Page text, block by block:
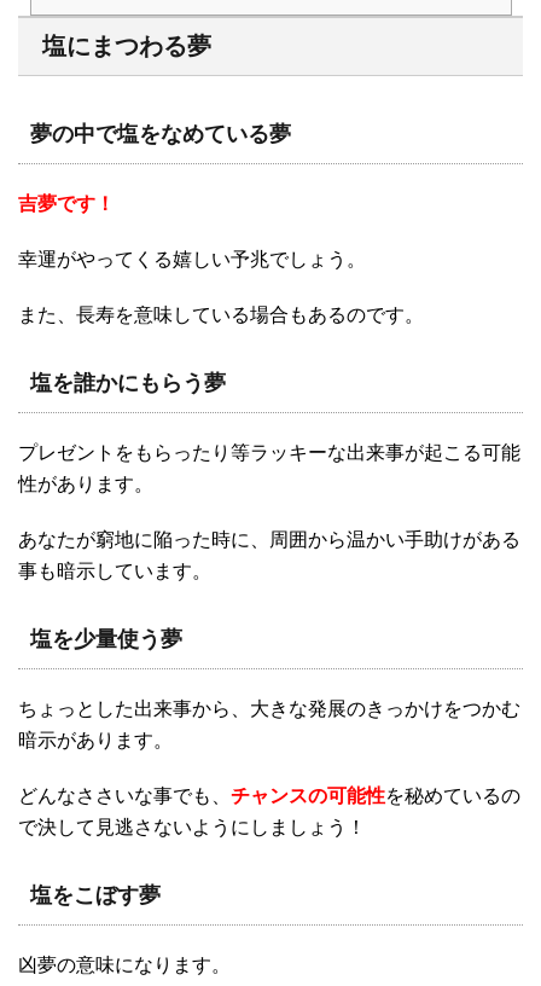
塩にまつわる夢
夢の中で塩をなめている夢
吉夢です！
幸運がやってくる嬉しい予兆でしょう。
また、長寿を意味している場合もあるのです。
塩を誰かにもらう夢
プレゼントをもらったり等ラッキーな出来事が起こる可能
性があります。
あなたが窮地に陥った時に、周囲から温かい手助けがある
事も暗示しています。
塩を少量使う夢
ちょっとした出来事から、大きな発展のきっかけをつかむ
暗示があります。
どんなささいな事でも、 チャンスの可能性を秘めているの
で決して見逃さないようにしましょう！
塩をこぼす夢
凶夢の意味になります。